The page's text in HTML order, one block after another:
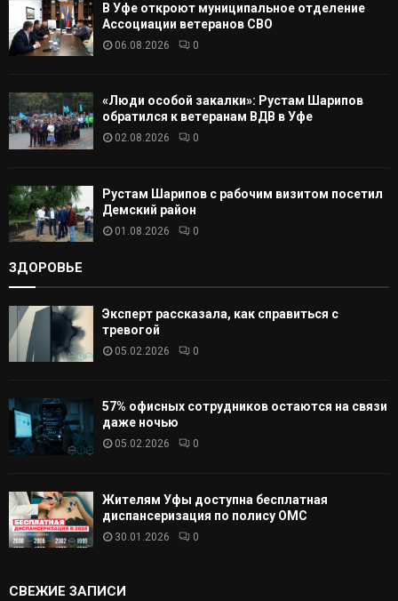
В Уфе откроют муниципальное отделение
Ассоциации ветеранов СВО
06.08.2026 0
«Люди особой закалки»: Рустам Шарипов
обратился к ветеранам ВДВ в Уфе
02.08.2026 0
Рустам Шарипов с рабочим визитом посетил
Демский район
01.08.2026 0
ЗДОРОВЬЕ
Эксперт рассказала, как справиться с
тревогой
05.02.2026 0
57% офисных сотрудников остаются на связи
даже ночью
05.02.2026 0
Жителям Уфы доступна бесплатная
диспансеризация по полису ОМС
30.01.2026 0
СВЕЖИЕ ЗАПИСИ